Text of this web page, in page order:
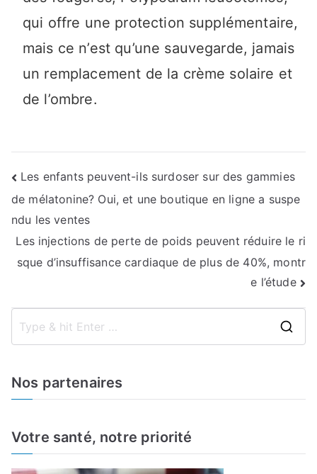
qui offre une protection supplémentaire,
mais ce n’est qu’une sauvegarde, jamais
un remplacement de la crème solaire et
de l’ombre.
Navigation
de
l’article
Les enfants peuvent-ils surdoser sur des gammies
de mélatonine? Oui, et une boutique en ligne a suspe
ndu les ventes
Les injections de perte de poids peuvent réduire le ri
sque d’insuffisance cardiaque de plus de 40%, montr
e l’étude
f
Nos partenaires
Votre santé, notre priorité